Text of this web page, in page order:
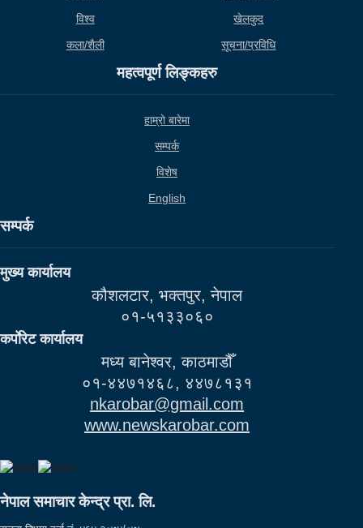
विश्व
खेलकुद
कला/शैली
सूचना/प्रविधि
महत्वपूर्ण लिङ्कहरु
हाम्राे बारेमा
सम्पर्क
विशेष
English
सम्पर्क
मुख्य कार्यालय
कौशलटार, भक्तपुर, नेपाल
०१-५१३३०६०
कर्पाेरेट कार्यालय
मध्य बानेश्वर, काठमाडौँ
०१-४४७१४६८, ४४७८१३१
nkarobar@gmail.com
www.newskarobar.com
नेपाल समाचार केन्द्र प्रा. लि.